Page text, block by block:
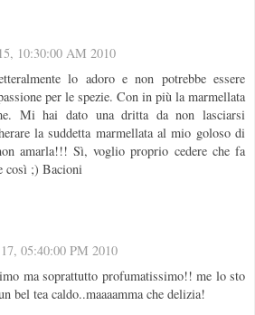
10:30:00 AM 2010
lo adoro e non potrebbe essere
per le spezie. Con in più la marmellata
Mi hai dato una dritta da non lasciarsi
la suddetta marmellata al mio goloso di
amarla!!! Sì, voglio proprio cedere che fa
così ;) Bacioni
05:40:00 PM 2010
ma soprattutto profumatissimo!! me lo sto
bel tea caldo..maaaamma che delizia!